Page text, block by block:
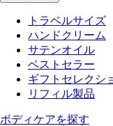
トラベルサイズ
ハンドクリーム
サテンオイル
ベストセラー
ギフトセレクシ
リフィル製品
ボディケアを探す